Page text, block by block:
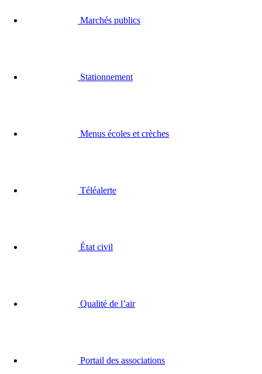
Marchés publics
Stationnement
Menus écoles et crèches
Téléalerte
État civil
Qualité de l’air
Portail des associations